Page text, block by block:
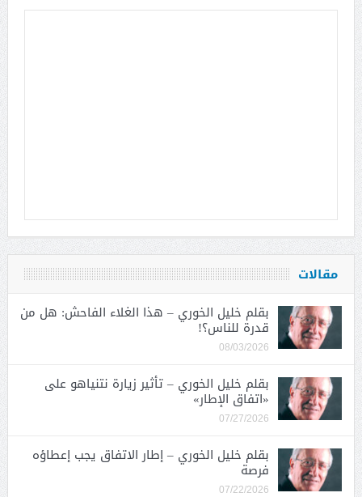
مقالات
بقلم خليل الخوري – هذا الغلاء الفاحش: هل من
قدرة للناس؟!
08/03/2026
بقلم خليل الخوري – تأثير زيارة نتنياهو على
«اتفاق الإطار»
07/27/2026
بقلم خليل الخوري – إطار الاتفاق يجب إعطاؤه
فرصة
07/22/2026